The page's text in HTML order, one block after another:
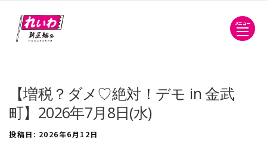
メニュー
【増税？ダメ♡絶対！デモ in 金武
町】2026年7月8日(水)
投稿日: 2026年6月12日